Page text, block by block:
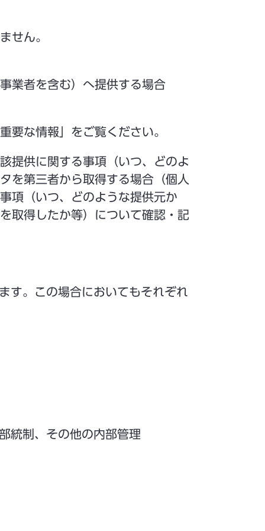
せん。
業者を含む）へ提供する場合
要な情報」をご覧ください。
提供に関する事項（いつ、どのよ
を第三者から取得する場合（個人
項（いつ、どのような提供元か
取得したか等）について確認・記
す。この場合においてもそれぞれ
統制、その他の内部管理